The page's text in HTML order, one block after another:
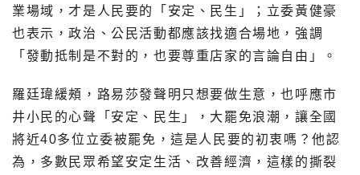
業場域，才是人民要的「安定、民生」；立委黃健豪
也表示，政治、公民活動都應該找適合場地，強調
「發動抵制是不對的，也要尊重店家的言論自由」。
羅廷瑋緩頰，路易莎發聲明只想要做生意，也呼應市
井小民的心聲「安定、民生」，大罷免浪潮，讓全國
將近40多位立委被罷免，這是人民要的初衷嗎？他認
為，多數民眾希望安定生活、改善經濟，這樣的撕裂